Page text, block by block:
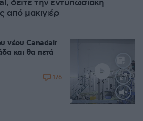
δείτε την εντυπωσιακή
μακιγιέρ
Loaded:
νέου Canadair
και θα πετά
176